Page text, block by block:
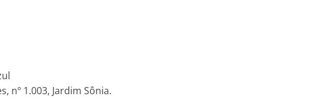
nº 1.003, Jardim Sônia.